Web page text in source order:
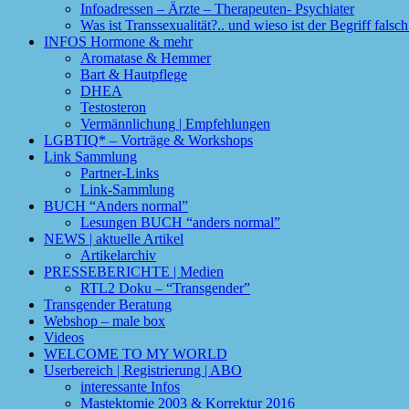
Infoadressen – Ärzte – Therapeuten- Psychiater
Was ist Transsexualität?.. und wieso ist der Begriff
INFOS Hormone & mehr
Aromatase & Hemmer
Bart & Hautpflege
DHEA
Testosteron
Vermännlichung | Empfehlungen
LGBTIQ* – Vorträge & Workshops
Link Sammlung
Partner-Links
Link-Sammlung
BUCH “Anders normal”
Lesungen BUCH “anders normal”
NEWS | aktuelle Artikel
Artikelarchiv
PRESSEBERICHTE | Medien
RTL2 Doku – “Transgender”
Transgender Beratung
Webshop – male box
Videos
WELCOME TO MY WORLD
Userbereich | Registrierung | ABO
interessante Infos
Mastektomie 2003 & Korrektur 2016